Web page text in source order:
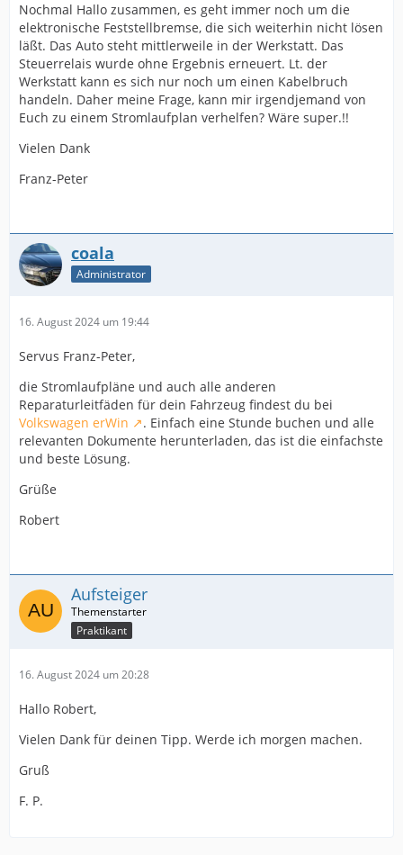
Nochmal Hallo zusammen, es geht immer noch um die
elektronische Feststellbremse, die sich weiterhin nicht lösen
läßt. Das Auto steht mittlerweile in der Werkstatt. Das
Steuerrelais wurde ohne Ergebnis erneuert. Lt. der
Werkstatt kann es sich nur noch um einen Kabelbruch
handeln. Daher meine Frage, kann mir irgendjemand von
Euch zu einem Stromlaufplan verhelfen? Wäre super.!!
Vielen Dank
Franz-Peter
coala
Administrator
16. August 2024 um 19:44
Servus Franz-Peter,
die Stromlaufpläne und auch alle anderen
Reparaturleitfäden für dein Fahrzeug findest du bei
Volkswagen erWin
. Einfach eine Stunde buchen und alle
relevanten Dokumente herunterladen, das ist die einfachste
und beste Lösung.
Grüße
Robert
Aufsteiger
Praktikant
16. August 2024 um 20:28
Hallo Robert,
Vielen Dank für deinen Tipp. Werde ich morgen machen.
Gruß
F. P.